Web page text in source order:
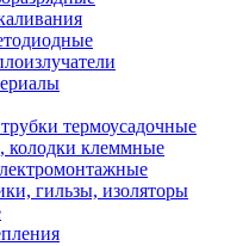
термоусадочные
колодки клеммные
гильзы, изоляторы